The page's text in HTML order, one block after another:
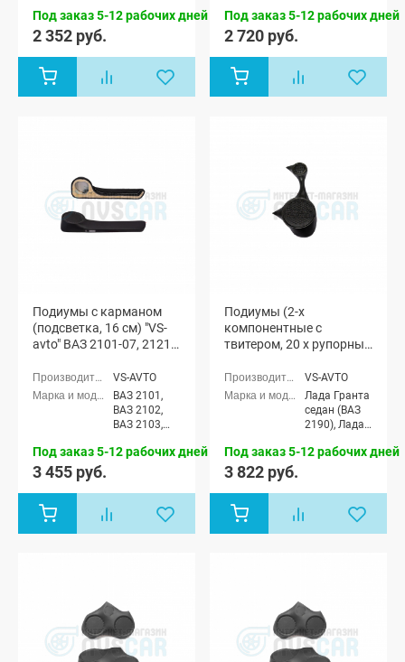
ВАЗ 2105,
Лада Нива
(ВАЗ 2121) 3-
х дверная,
Под заказ 5-12 рабочих дней
2 352 руб.
ВАЗ 2105,
Лада Нива
(ВАЗ 2121) 3-
х дверная,
Под заказ 5-12 рабочих дней
2 720 руб.
Подиумы с карманом
(подсветка, 16 см) "VS-
avto" ВАЗ 2101-07, 2121,
VS-AVTO
ВАЗ 2101,
ВАЗ 2102,
ВАЗ 2103,
ВАЗ 2105,
Лада Нива
(ВАЗ 2121) 3-
х дверная,
Под заказ 5-12 рабочих дней
3 455 руб.
Подиумы (2-х
компонентные с
твитером, 20 x рупорный
Гранта (мод. 2)VS-AVTO
Лада Гранта
седан (ВАЗ
2190), Лада
Спорт седан
лифтбек
(ВАЗ 2191)
Под заказ 5-12 рабочих дней
3 822 руб.